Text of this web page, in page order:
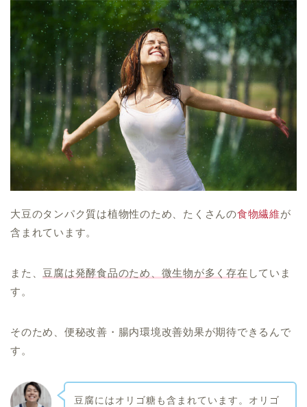
大豆のタンパク質は植物性のため、たくさんの食物繊維が
含まれています。
また、 豆腐は発酵食品のため、微生物が多く存在 していま
す。
そのため、便秘改善・腸内環境改善効果が期待できるんで
す。
豆腐にはオリゴ糖も含まれています。オリゴ